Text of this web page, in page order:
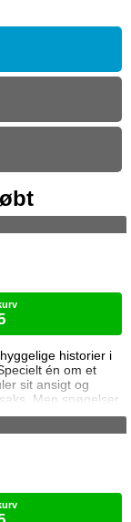
historier i
én om et
sit ansigt og
Men spøgelser
af YouTuberen
Kamp.